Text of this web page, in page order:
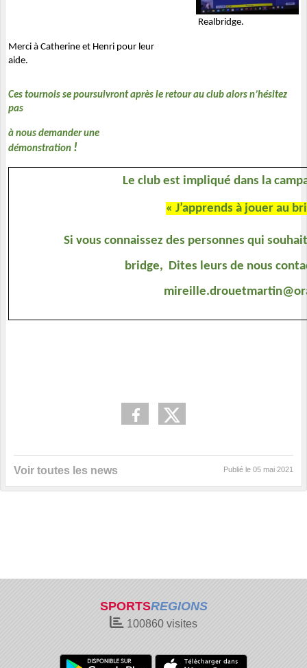
Realbridge.
Merci à Catherine et Henri pour leur
aide.
Ces tournois se poursuivront après le retour au club alors n’hésitez
pas
à nous demander une
démonstration !
Le club est impliqué dans la
« J’apprends à jouer au
Si vous connaissez des personnes qui
bridge,  Dites leurs de nous
Voir toutes les news Publié le 05 mai 2021
SPORTSREGIONS
100860 visites